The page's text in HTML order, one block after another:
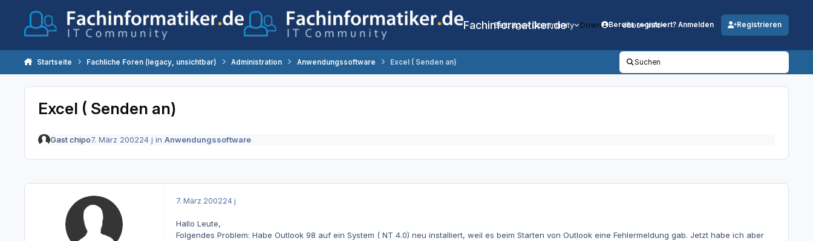
Fachinformatiker.de
Beiträge Community DownloadsJobs Info
Bereits registriert? Anmelden Registrieren
Startseite Fachliche Foren (legacy, unsichtbar) Administration Anwendungssoftware Excel ( Senden an) Suchen
Excel ( Senden an)
Gast chipo7. März 200224 j in Anwendungssoftware
7. März 200224 j
Hallo Leute,
Folgendes Problem: Habe Outlook 98 auf ein System ( NT 4.0) neu installiert, weil es beim Starten von Outlook eine Fehlermeldung gab. Jetzt habe ich aber